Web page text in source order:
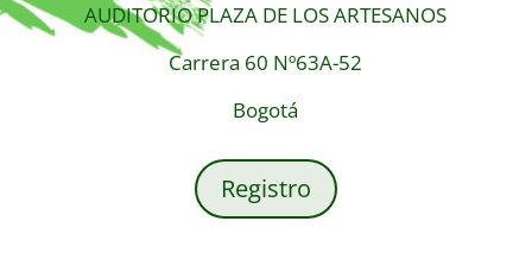
AUDITORIO PLAZA DE LOS ARTESANOS
Carrera 60 Nº63A-52
Bogotá
Registro